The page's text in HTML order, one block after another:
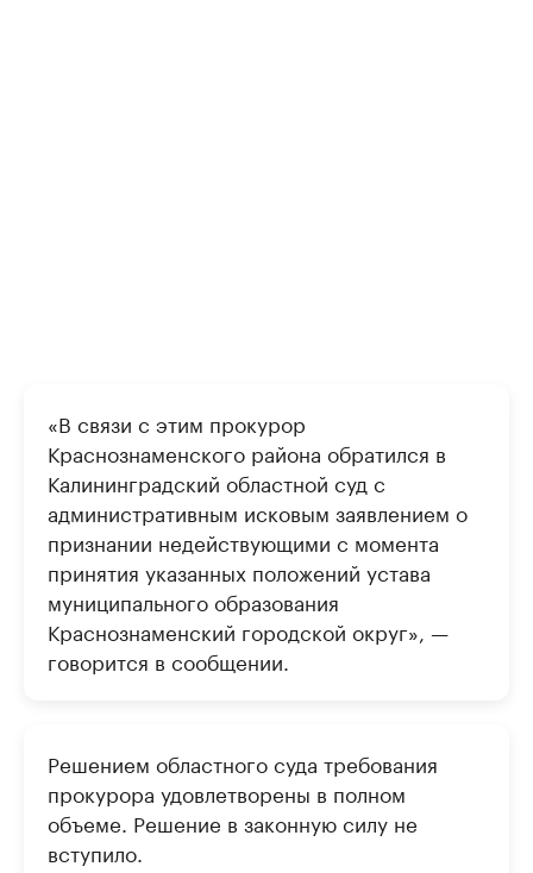
«В связи с этим прокурор
Краснознаменского района обратился в
Калининградский областной суд с
административным исковым заявлением о
признании недействующими с момента
принятия указанных положений устава
муниципального образования
Краснознаменский городской округ», —
говорится в сообщении.
Решением областного суда требования
прокурора удовлетворены в полном
объеме. Решение в законную силу не
вступило.